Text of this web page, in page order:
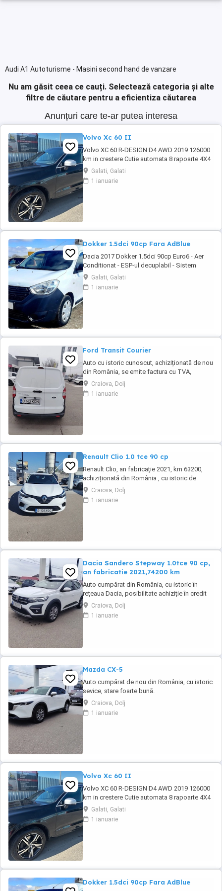
Audi A1 Autoturisme - Masini second hand de vanzare
Nu am găsit ceea ce cauți. Selectează categoria și alte
filtre de căutare pentru a eficientiza căutarea
Anunțuri care te-ar putea interesa
Volvo Xc 60 II
Volvo XC 60 R-DESIGN D4 AWD 2019 126000
km in crestere Cutie automata 8 rapoarte 4X4
Roti 19 + roti iarna R18 Tapiterie piele cu
alcantara scaune sport Volan piele sport R-
DESIGN Plafon negru Pilot automat adaptiv
Galati, Galati
1 ianuarie
Dokker 1.5dci 90cp Fara AdBlue
Dacia 2017 Dokker 1.5dci 90cp Euro6 - Aer
Conditionat - ESP-ul decuplabil - Sistem
Start&Stop - Centralizata 2 chei - Functie Eco-
Mode - Geamuri electrice - Oglinzile incalzite -
Radio MP3 original - Bluetooth pt. telefon -
Galati, Galati
1 ianuarie
Ford Transit Courier
Auto cu istoric cunoscut, achiziționată de nou
din România, se emite factura cu TVA,
posibilitate finanțare în leasing sau
credit.Auto se livrează cu ITP valabil, revizie
efectuata( schimb ulei și filtre), garanție.
Craiova, Dolj
1 ianuarie
Renault Clio 1.0 tce 90 cp
Renault Clio, an fabricație 2021, km 63200,
achiziționată din România , cu istoric de
service. Auto se livrează cu ITP valabil, revizie
tehnica( schimb ulei și filtre), garantie
Craiova, Dolj
1 ianuarie
Dacia Sandero Stepway 1.0tce 90 cp,
an fabricatie 2021,74200 km
Auto cumpărat din România, cu istoric în
rețeaua Dacia, posibilitate achiziție în credit
sau leasing.Se emite făcură cu TVA. Auto se
livrează cu ITP valabil, revizie efectuată și
garantie
Craiova, Dolj
1 ianuarie
Mazda CX-5
Auto cumpărat de nou din România, cu istoric
sevice, stare foarte bună.
Craiova, Dolj
1 ianuarie
Volvo Xc 60 II
Volvo XC 60 R-DESIGN D4 AWD 2019 126000
km in crestere Cutie automata 8 rapoarte 4X4
Roti 19 + roti iarna R18 Tapiterie piele cu
alcantara scaune sport Volan piele sport R-
DESIGN Plafon negru Pilot automat adaptiv
Galati, Galati
1 ianuarie
Dokker 1.5dci 90cp Fara AdBlue